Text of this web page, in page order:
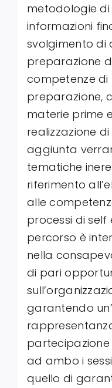
metodologie di
informazioni
svolgimento di
preparazione
competenze di
preparazione,
materie prime
realizzazione
aggiunta
tematiche
riferimento
alle
processi di self
percorso è
nella
di pari
garantendo
ad ambo i
quello di